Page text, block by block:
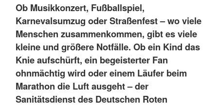
Ob Musikkonzert, Fußballspiel,
Karnevalsumzug oder Straßenfest – wo viele
Menschen zusammenkommen, gibt es viele
kleine und größere Notfälle. Ob ein Kind das
Knie aufschürft, ein begeisterter Fan
ohnmächtig wird oder einem Läufer beim
Marathon die Luft ausgeht – der
Sanitätsdienst des Deutschen Roten